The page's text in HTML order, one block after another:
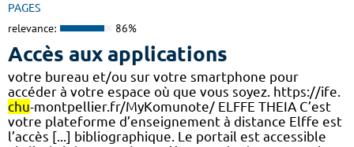
PAGES
relevance: 86%
Accès aux applications
votre bureau et/ou sur votre smartphone pour
accéder à votre espace où que vous soyez. https://ife.
chu-montpellier.fr/MyKomunote/ ELFFE THEIA C’est
votre plateforme d’enseignement à distance Elffe est
l’accès [...] bibliographique. Le portail est accessible